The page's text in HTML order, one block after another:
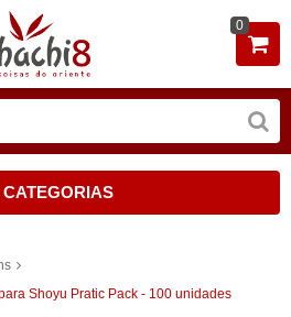
0
CATEGORIAS
Shoyu Pratic Pack - 100 unidades